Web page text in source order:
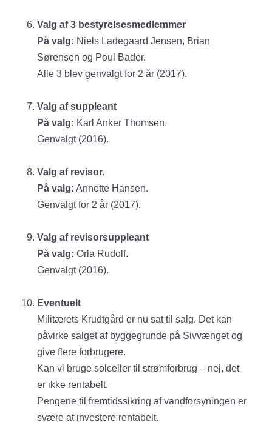
Valg af 3 bestyrelsesmedlemmer
På valg: Niels Ladegaard Jensen, Brian
Sørensen og Poul Bader.
Alle 3 blev genvalgt for 2 år (2017).
Valg af suppleant
På valg: Karl Anker Thomsen.
Genvalgt (2016).
Valg af revisor.
På valg: Annette Hansen.
Genvalgt for 2 år (2017).
Valg af revisorsuppleant
På valg: Orla Rudolf.
Genvalgt (2016).
Eventuelt
Militærets Krudtgård er nu sat til salg. Det kan
påvirke salget af byggegrunde på Sivvænget og
give flere forbrugere.
Kan vi bruge solceller til strømforbrug – nej, det
er ikke rentabelt.
Pengene til fremtidssikring af vandforsyningen er
svære at investere rentabelt.